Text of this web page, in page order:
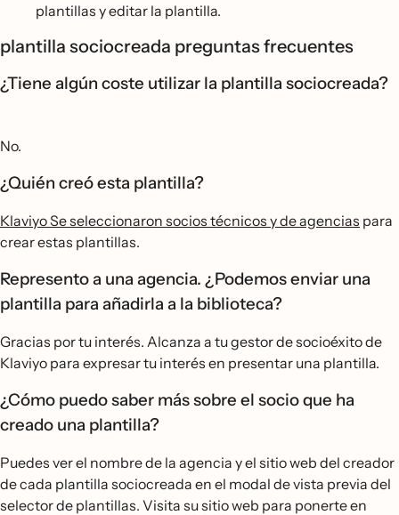
plantillas y editar la plantilla.
plantilla sociocreada preguntas frecuentes
¿Tiene algún coste utilizar la plantilla sociocreada?
No.
¿Quién creó esta plantilla?
Klaviyo Se seleccionaron socios técnicos y de agencias para
crear estas plantillas.
Represento a una agencia. ¿Podemos enviar una
plantilla para añadirla a la biblioteca?
Gracias por tu interés. Alcanza a tu gestor de socioéxito de
Klaviyo para expresar tu interés en presentar una plantilla.
¿Cómo puedo saber más sobre el socio que ha
creado una plantilla?
Puedes ver el nombre de la agencia y el sitio web del creador
de cada plantilla sociocreada en el modal de vista previa del
selector de plantillas. Visita su sitio web para ponerte en